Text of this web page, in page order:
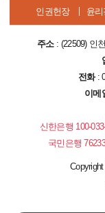
인권헌장 윤
주소: (22509) 인
전화:
이메
신한은행 100-
국민은행
Copyright